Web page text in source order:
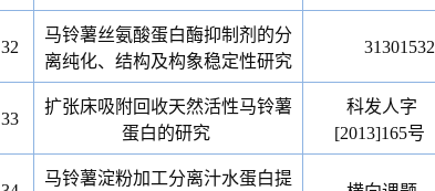
32
马铃薯丝氨酸蛋白酶抑制剂的分
离纯化、结构及构象稳定性研究
31301532
33
扩张床吸附回收天然活性马铃薯
蛋白的研究
科发人字
[2013]165号
马铃薯淀粉加工分离汁水蛋白提